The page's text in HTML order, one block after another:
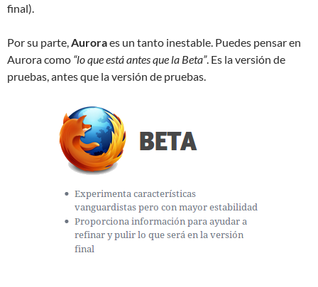
final).
Por su parte, Auroraes un tanto inestable. Puedes pensar en
Aurora como “lo que está antes que la Beta”. Es la versión de
pruebas, antes que la versión de pruebas.